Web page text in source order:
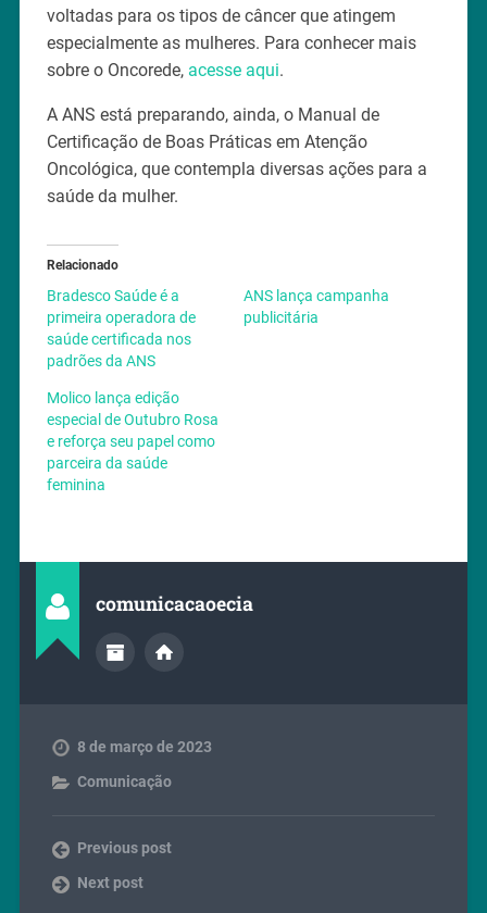
voltadas para os tipos de câncer que atingem
especialmente as mulheres. Para conhecer mais
sobre o Oncorede, acesse aqui.
A ANS está preparando, ainda, o Manual de
Certificação de Boas Práticas em Atenção
Oncológica, que contempla diversas ações para a
saúde da mulher.
Relacionado
Bradesco Saúde é a
primeira operadora de
saúde certificada nos
padrões da ANS
ANS lança campanha
publicitária
Molico lança edição
especial de Outubro Rosa
e reforça seu papel como
parceira da saúde
feminina
comunicacaoecia
8 de março de 2023
Comunicação
Previous post
Next post